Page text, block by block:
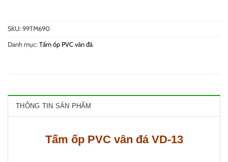
SKU: 99TM690
Danh mục: Tấm ốp PVC vân đá
THÔNG TIN SẢN PHẨM
Tấm ốp PVC vân đá VD-13